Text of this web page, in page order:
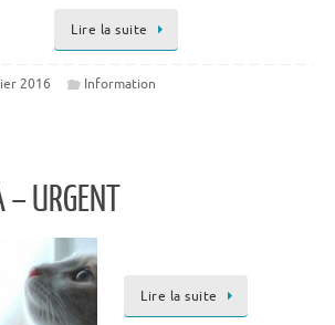
Lire la suite
2016 Information
URGENT
Lire la suite